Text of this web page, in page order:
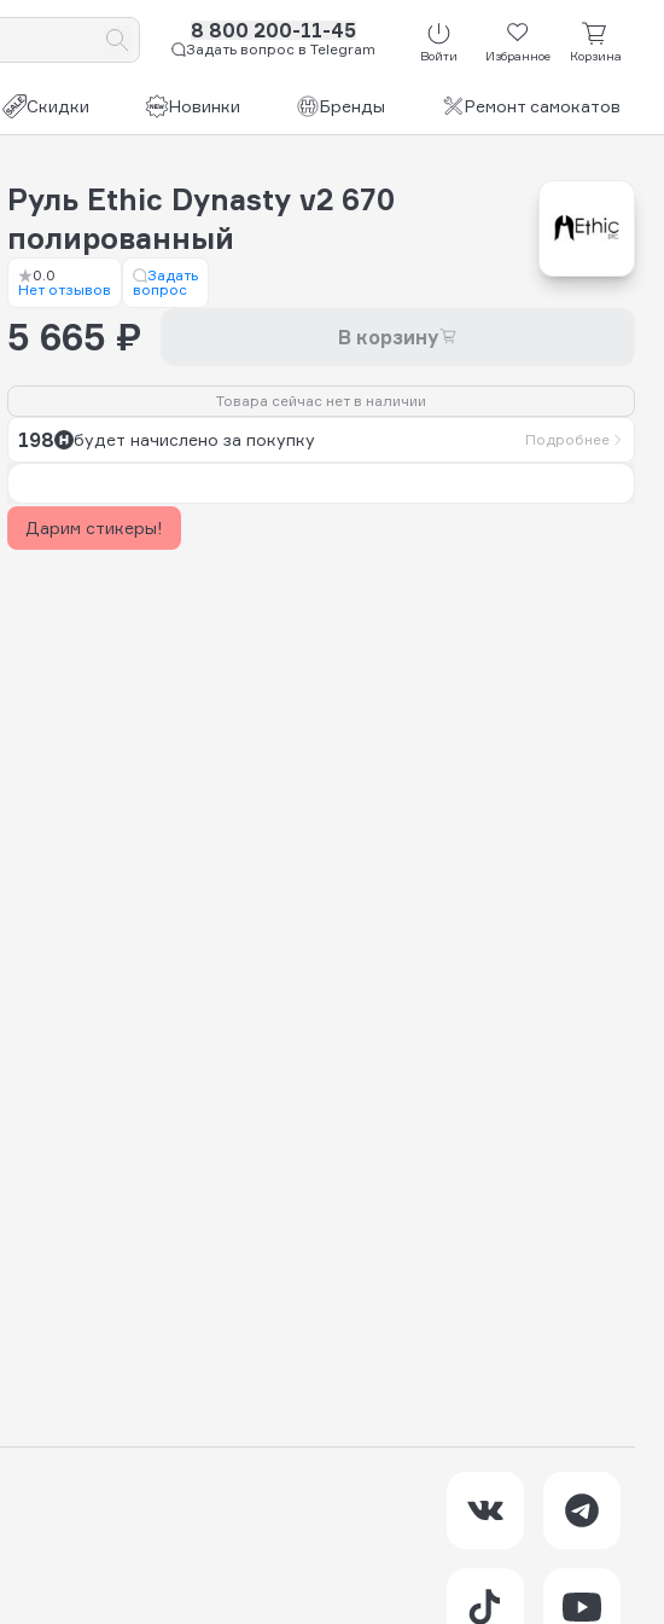
8 800 200-11-45
Задать вопрос в Telegram Войти Избранное Корзина
Скидки Новинки Бренды Ремонт самокатов
Руль Ethic Dynasty v2 670
полированный
0.0
Нет отзывов
Задать
вопрос
5 665 ₽ В корзину
Товара сейчас нет в наличии
198 будет начислено за покупку Подробнее
Дарим стикеры!